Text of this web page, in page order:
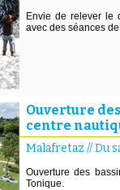
Envie de relever le
avec des séances
Ouverture
centre
Malafretaz //Du
Ouverture des
Tonique.